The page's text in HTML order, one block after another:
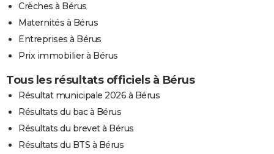
Crèches à Bérus
Maternités à Bérus
Entreprises à Bérus
Prix immobilier à Bérus
Tous les résultats officiels à Bérus
Résultat municipale 2026 à Bérus
Résultats du bac à Bérus
Résultats du brevet à Bérus
Résultats du BTS à Bérus